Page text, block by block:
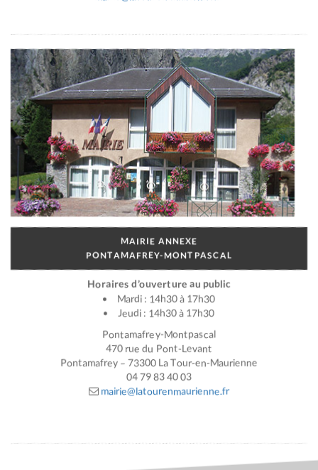
MAIRIE ANNEXE
PONTAMAFREY-MONTPASCAL
Horaires d’ouverture au public
Mardi : 14h30 à 17h30
Jeudi : 14h30 à 17h30
Pontamafrey-Montpascal
470 rue du Pont-Levant
Pontamafrey – 73300 La Tour-en-Maurienne
04 79 83 40 03
mairie@latourenmaurienne.fr